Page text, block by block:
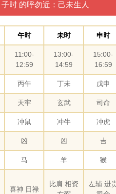
时 的呼勿近：己未生人
午时 未时 申时
11:00-
12:59
13:00-
14:59
15:00-
16:59
丙午 丁未 戊申
天牢 玄武 司命
冲鼠 冲牛 冲虎
凶 凶 吉
马 羊 猴
喜神 日禄
比肩 相资
左辅 进